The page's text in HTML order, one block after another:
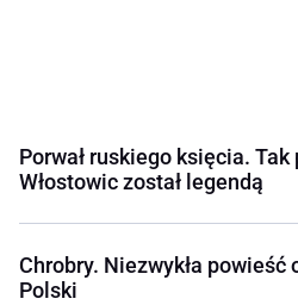
Porwał ruskiego księcia.
Włostowic został legendą
Chrobry. Niezwykła powieść
Polski